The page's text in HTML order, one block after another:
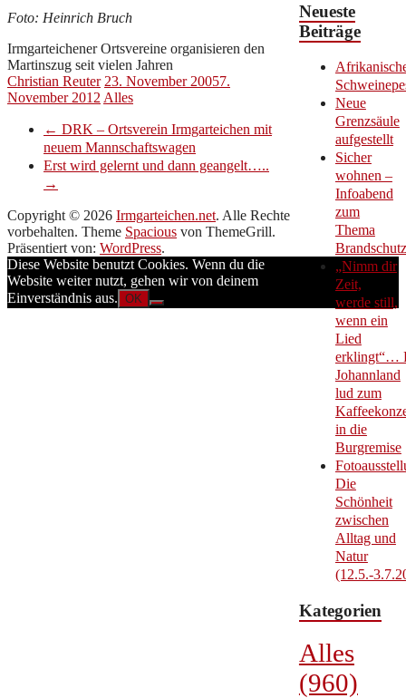
Foto: Heinrich Bruch
Irmgarteichener Ortsvereine organisieren den
Martinszug seit vielen Jahren
Christian Reuter 23. November 20057.
November 2012 Alles
← DRK – Ortsverein Irmgarteichen mit
neuem Mannschaftswagen
Erst wird gelernt und dann geangelt…..
→
Neueste
Beiträge
Neue
Grenzsäule
aufgestellt
Sicher
wohnen –
Infoabend
zum
Thema
Brandschutz
„Nimm dir
Zeit,
werde still,
wenn ein
Lied
erklingt“…
Johannland
lud zum
in die
Burgremise
Die
Schönheit
zwischen
Alltag und
Natur
(12.5.-
Kategorien
Alles
(960)
Copyright © 2026 Irmgarteichen.net. Alle Rechte
vorbehalten. Theme Spacious von ThemeGrill.
Präsentiert von: WordPress.
Diese Website benutzt Cookies. Wenn du die
Website weiter nutzt, gehen wir von deinem
Einverständnis aus. OK